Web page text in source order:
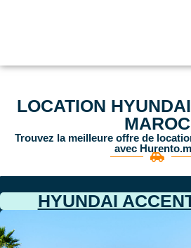
LOCATION
MAROC
Trouvez la meilleure offre de
avec
HYUNDAI